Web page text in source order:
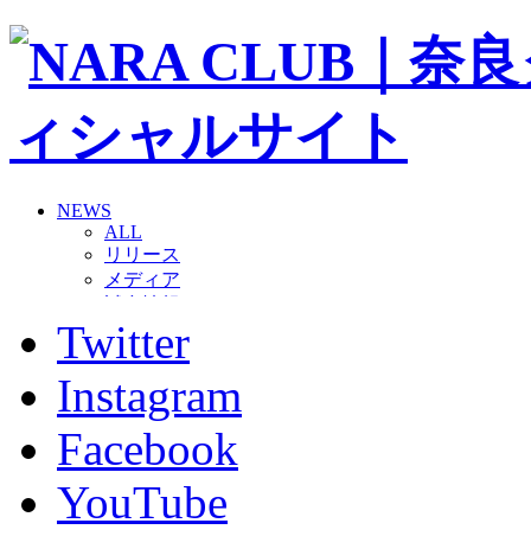
NEWS
ALL
リリース
メディア
グッズ
ファンコミュニティ
ホームタウン
コラム
その他
TEAM
2026/27トップチーム
2026/27トップチームスタッフ
Twitter
Instagram
Facebook
YouTube